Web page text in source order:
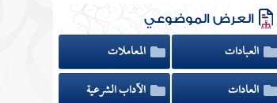
العرض الموضوعي
العبادات
المعاملات
العادات
الآداب الشرعية